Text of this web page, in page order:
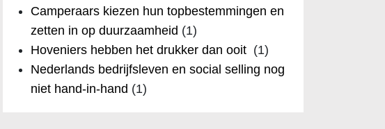
Camperaars kiezen hun topbestemmingen en
zetten in op duurzaamheid (1)
Hoveniers hebben het drukker dan ooit (1)
Nederlands bedrijfsleven en social selling nog
niet hand-in-hand (1)